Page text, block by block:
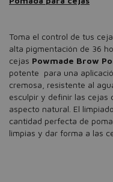
Toma el control de tus
alta pigmentación de 36
cejas Powmade Brow
potente para una
cremosa, resistente al
esculpir y definir las cejas
aspecto natural. El
cantidad perfecta de
limpias y dar forma a las